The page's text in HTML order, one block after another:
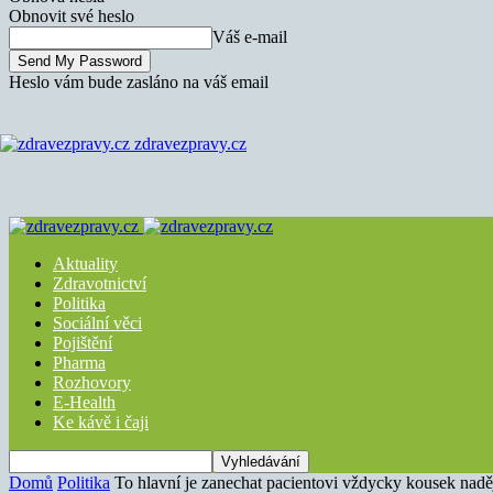
Obnovit své heslo
Váš e-mail
Heslo vám bude zasláno na váš email
zdravezpravy.cz
Aktuality
Zdravotnictví
Politika
Sociální věci
Pojištění
Pharma
Rozhovory
E-Health
Ke kávě i čaji
Domů Politika To hlavní je zanechat pacientovi vždycky kousek